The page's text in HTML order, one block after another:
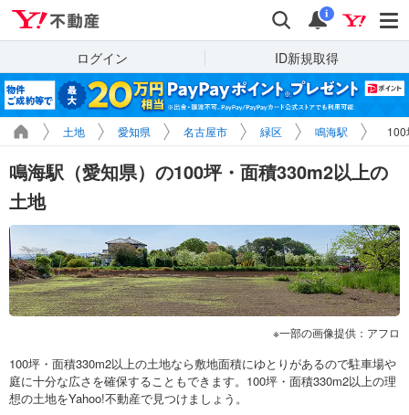
検索 通知
i
ログイン ID新規取得
土地 愛知県 名古屋市 緑区 鳴海駅
鳴海駅（愛知県）の100坪・面積330m2以上の
土地
一部の画像提供：アフロ
100坪・面積330m2以上の土地なら敷地面積にゆとりがあるので駐車場や
庭に十分な広さを確保することもできます。100坪・面積330m2以上の理
想の土地をYahoo!不動産で見つけましょう。